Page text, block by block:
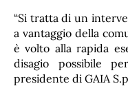
“Si tratta di un
a vantaggio della
è volto alla rapida
disagio possibile
presidente di GAIA